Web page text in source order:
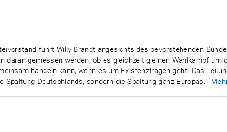
führt Willy Brandt angesichts des bevorstehenden
daran gemessen werden, ob es gleichzeitig einen Wahlkampf um
handeln kann, wenn es um Existenzfragen geht. Das
Deutschlands, sondern die Spaltung ganz Europas."